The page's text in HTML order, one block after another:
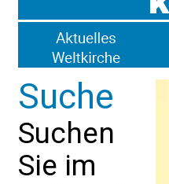
Suche
Suchen
Sie im